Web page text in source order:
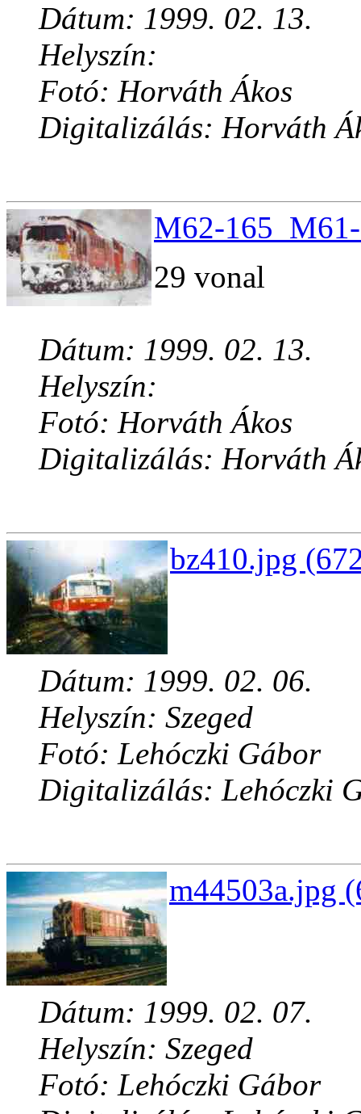
Dátum: 1999. 02. 13.
Helyszín:
Fotó: Horváth Ákos
Digitalizálás: Horváth
M62-
29 vonal
Dátum: 1999. 02. 13.
Helyszín:
Fotó: Horváth Ákos
Digitalizálás: Horváth
bz410.jpg
Dátum: 1999. 02. 06.
Helyszín: Szeged
Fotó: Lehóczki Gábor
Digitalizálás: Lehóczki
m44503a.jpg
Dátum: 1999. 02. 07.
Helyszín: Szeged
Fotó: Lehóczki Gábor